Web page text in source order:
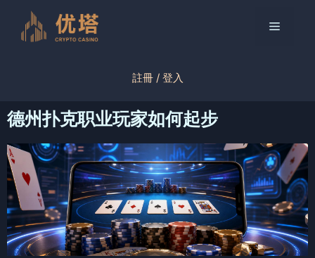
菜
註冊 / 登入
德州扑克职业玩家如何起步